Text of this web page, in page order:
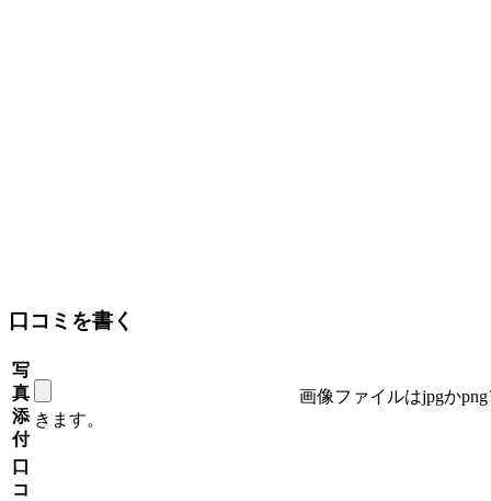
口コミを書く
写
真
添
付
画像ファイルはjpgか
きます。
口
コ